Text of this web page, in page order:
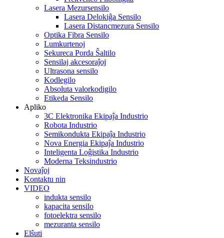
Lasera Mezursensilo
Lasera Delokiĝa Sensilo
Lasera Distancmezura Sensilo
Optika Fibra Sensilo
Lumkurtenoj
Sekureca Porda Ŝaltilo
Sensilaj akcesoraĵoj
Ultrasona sensilo
Kodlegilo
Absoluta valorkodigilo
Etikeda Sensilo
Apliko
3C Elektronika Ekipaĵa Industrio
Robota Industrio
Semikondukta Ekipaĵa Industrio
Nova Energia Ekipaĵa Industrio
Inteligenta Loĝistika Industrio
Moderna Teksindustrio
Novaĵoj
Kontaktu nin
VIDEO
indukta sensilo
kapacita sensilo
fotoelektra sensilo
mezuranta sensilo
Elŝuti